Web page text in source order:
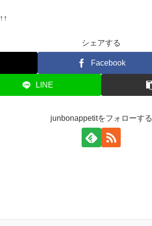
↑↑
シェアする
Facebook
LINE
junbonappetitをフォローする